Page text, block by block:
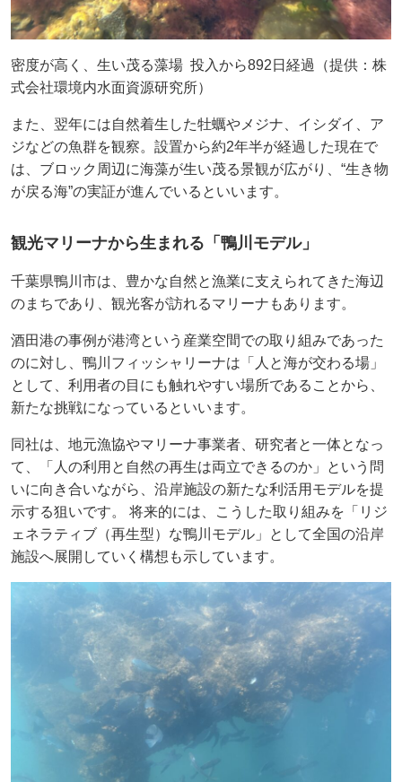
密度が高く、生い茂る藻場 投入から892日経過（提供：株
式会社環境内水面資源研究所）
また、翌年には自然着生した牡蠣やメジナ、イシダイ、ア
ジなどの魚群を観察。設置から約2年半が経過した現在で
は、ブロック周辺に海藻が生い茂る景観が広がり、“生き物
が戻る海”の実証が進んでいるといいます。
観光マリーナから生まれる「鴨川モデル」
千葉県鴨川市は、豊かな自然と漁業に支えられてきた海辺
のまちであり、観光客が訪れるマリーナもあります。
酒田港の事例が港湾という産業空間での取り組みであった
のに対し、鴨川フィッシャリーナは「人と海が交わる場」
として、利用者の目にも触れやすい場所であることから、
新たな挑戦になっているといいます。
同社は、地元漁協やマリーナ事業者、研究者と一体となっ
て、「人の利用と自然の再生は両立できるのか」という問
いに向き合いながら、沿岸施設の新たな利活用モデルを提
示する狙いです。 将来的には、こうした取り組みを「リジ
ェネラティブ（再生型）な鴨川モデル」として全国の沿岸
施設へ展開していく構想も示しています。